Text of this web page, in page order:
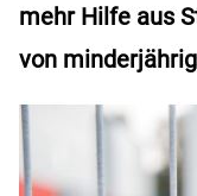
mehr Hilfe aus
von